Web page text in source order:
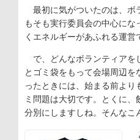
最初に気がついたのは、ボ
もそも実行委員会の中心に
くエネルギーがあふれる運営
で、どんなボランティアを
とゴミ袋をもって会場周辺
ったときには、始まる前よ
ミ問題は大切です。とくに
分別にしますしね。そんな